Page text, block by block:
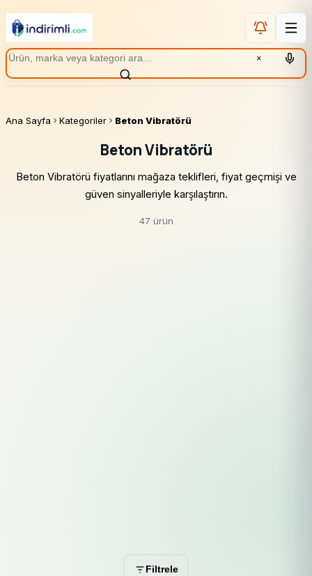
×
Ana Sayfa Kategoriler Beton Vibratörü
Beton Vibratörü
Beton Vibratörü fiyatlarını mağaza teklifleri, fiyat geçmişi ve
güven sinyalleriyle karşılaştırın.
47 ürün
Filtrele